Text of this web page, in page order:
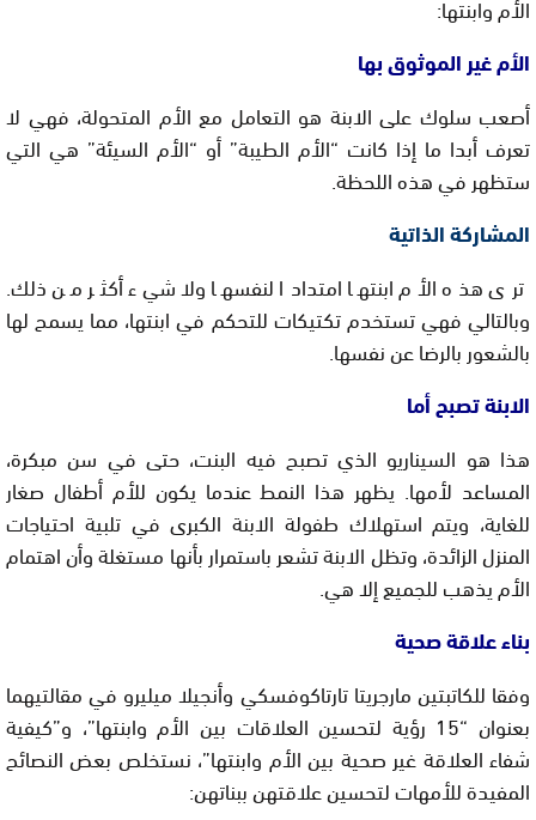
الأم غير الموثوق بها
أصعب سلوك على الابنة هو التعامل مع الأم المتحولة، فهي لا
تعرف أبدا ما إذا كانت “الأم الطيبة” أو “الأم السيئة” هي التي
ستظهر في هذه اللحظة.
المشاركة الذاتية
ترى هذه الأم ابنتها امتدادا لنفسها ولا شيء أكثر من ذلك.
وبالتالي فهي تستخدم تكتيكات للتحكم في ابنتها، مما يسمح لها
بالشعور بالرضا عن نفسها.
الابنة تصبح أما
هذا هو السيناريو الذي تصبح فيه البنت، حتى في سن مبكرة،
المساعد لأمها. يظهر هذا النمط عندما يكون للأم أطفال صغار
للغاية، ويتم استهلاك طفولة الابنة الكبرى في تلبية احتياجات
المنزل الزائدة، وتظل الابنة تشعر باستمرار بأنها مستغلة وأن اهتمام
الأم يذهب للجميع إلا هي.
بناء علاقة صحية
وفقا للكاتبتين مارجريتا تارتاكوفسكي وأنجيلا ميليرو في مقالتيهما
بعنوان “15 رؤية لتحسين العلاقات بين الأم وابنتها”، و”كيفية
شفاء العلاقة غير صحية بين الأم وابنتها”، نستخلص بعض النصائح
المفيدة للأمهات لتحسين علاقتهن ببناتهن: